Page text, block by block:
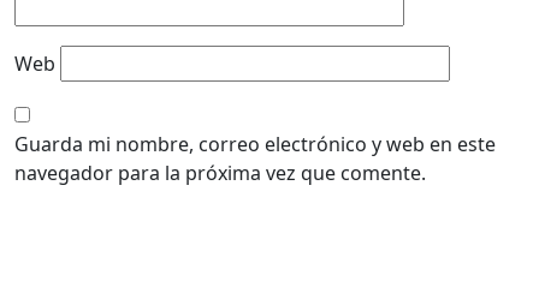
Web
Guarda mi nombre, correo electrónico y web en este
navegador para la próxima vez que comente.